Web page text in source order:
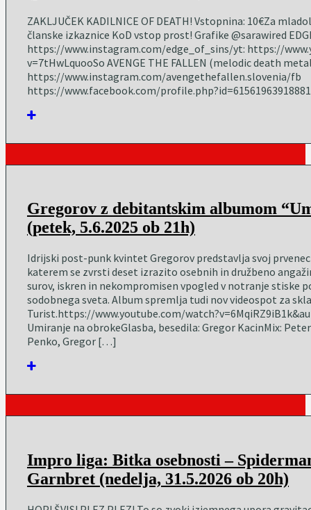
ZAKLJUČEK KADILNICE OF DEATH! Vstopnina: 10€Za
članske izkaznice KoD vstop prost! Grafike @sarawired
https://www.instagram.com/edge_of_sins/yt: https://
v=7tHwLquooSo AVENGE THE FALLEN (melodic death
https://www.instagram.com/avengethefallen.slovenia/fb
https://www.facebook.com/profile.php?id=61561963918881
Gregorov z debitantskim albumom
(petek, 5.6.2025 ob 21h)
Idrijski post-punk kvintet Gregorov predstavlja svoj
katerem se zvrsti deset izrazito osebnih in družbeno
surov, iskren in nekompromisen vpogled v notranje stiske
sodobnega sveta. Album spremlja tudi nov videospot za
Turist.https://www.youtube.com/
Umiranje na obrokeGlasba, besedila: Gregor KacinMix:
Penko, Gregor […]
Impro liga: Bitka osebnosti –
Garnbret (nedelja, 31.5.2026 ob 20h)